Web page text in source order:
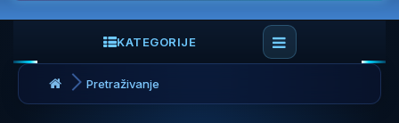
KATEGORIJE
Pretraživanje